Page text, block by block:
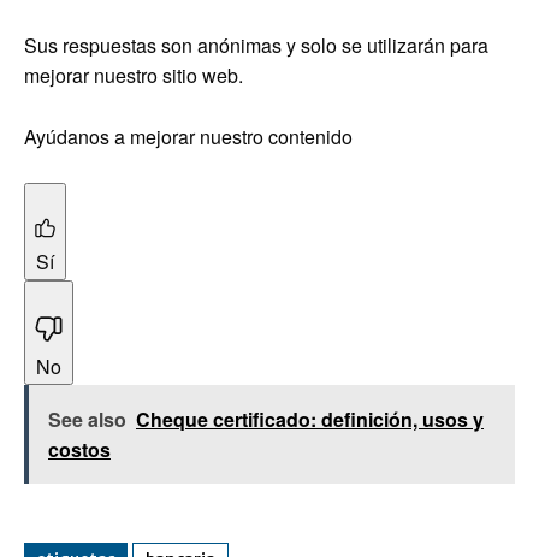
Sus respuestas son anónimas y solo se utilizarán para
mejorar nuestro sitio web.
Ayúdanos a mejorar nuestro contenido
Sí
No
See also Cheque certificado: definición, usos y
costos